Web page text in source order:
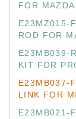
FOR MAZDA
E23MZ015-
ROD FOR
E23MB039-
KIT FOR
E23MB037-
LINK FOR
E23MB021-